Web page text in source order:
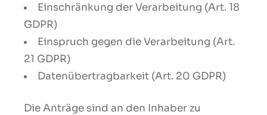
Einschränkung der Verarbeitung (Art. 18
GDPR)
Einspruch gegen die Verarbeitung (Art.
21 GDPR)
Datenübertragbarkeit (Art. 20 GDPR)
Die Anträge sind an den Inhaber zu